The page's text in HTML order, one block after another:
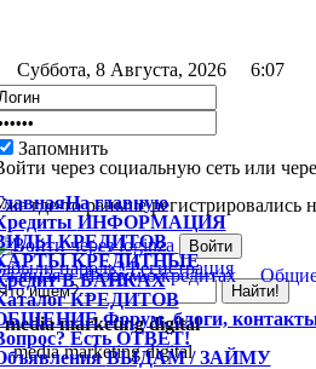
Суббота, 8 Августа, 2026 6:07
Запомнить
через социальную сеть или
где-то раньше регистрировались
пароль? Регистрация
На главную
ИНФОРМАЦИЯ
КРЕДИТОВ
КРЕДИТНЫЕ
В БАНКАХ
КРЕДИТОВ
Форум, блоги,
Есть ОТВЕТ!
ВЫДАМ / ЗАЙМУ
Форум о кредитах Общие
media marketing digital
media marketing digital